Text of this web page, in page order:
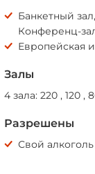
Банкетный
Конференц-
Европейская
Залы
4 зала: 220 , 120 ,
Разрешены
Свой алкоголь